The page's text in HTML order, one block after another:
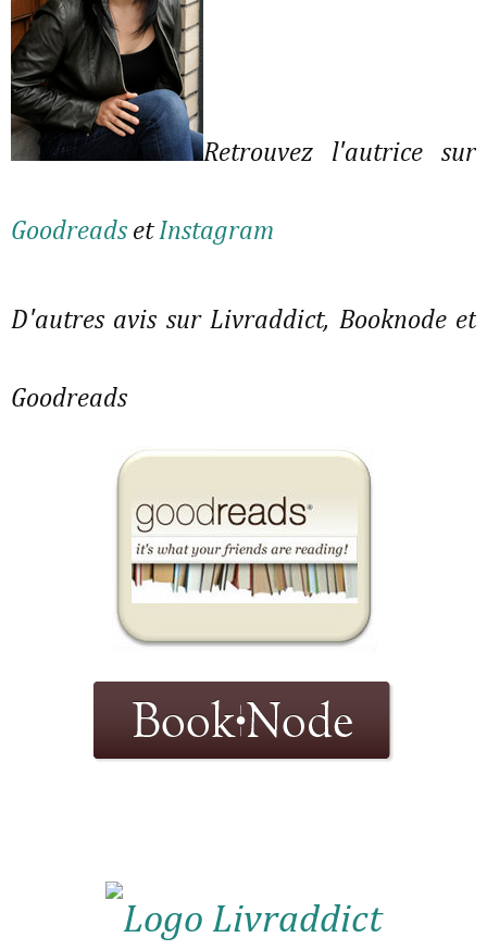
Retrouvez l'autrice sur
Goodreads etInstagram
D'autres avis sur Livraddict, Booknode et
Goodreads